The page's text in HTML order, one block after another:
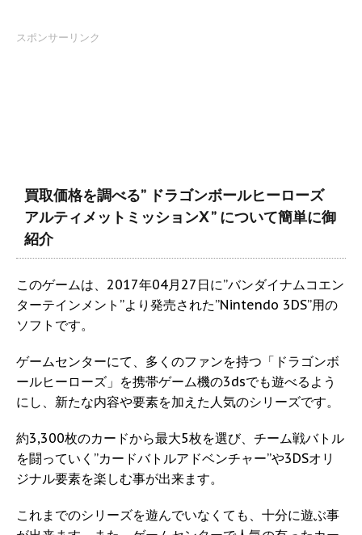
スポンサーリンク
買取価格を調べる” ドラゴンボールヒーローズ
アルティメットミッションX ” について簡単に御
紹介
このゲームは、2017年04月27日に”バンダイナムコエン
ターテインメント”より発売された”Nintendo 3DS”用の
ソフトです。
ゲームセンターにて、多くのファンを持つ「ドラゴンボ
ールヒーローズ」を携帯ゲーム機の3dsでも遊べるよう
にし、新たな内容や要素を加えた人気のシリーズです。
約3,300枚のカードから最大5枚を選び、チーム戦バトル
を闘っていく”カードバトルアドベンチャー”や3DSオリ
ジナル要素を楽しむ事が出来ます。
これまでのシリーズを遊んでいなくても、十分に遊ぶ事